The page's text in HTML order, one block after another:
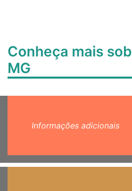
Conheça mais
MG
Informações adicionais